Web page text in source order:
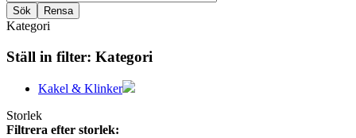
Kategori
Ställ in filter: Kategori
Kakel & Klinker
Storlek
Filtrera efter storlek: